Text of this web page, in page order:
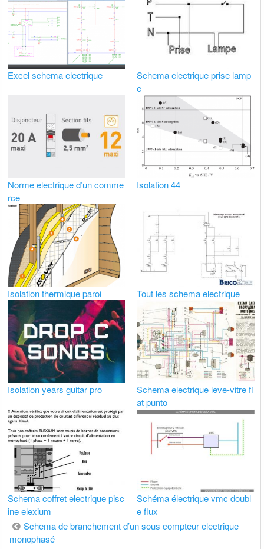
Excel schema electrique
Schema electrique prise lamp
e
Norme electrique d’un comme
rce
Isolation 44
Isolation thermique paroi Tout les schema electrique
Isolation years guitar pro
Schema electrique leve-vitre fi
at punto
Schema coffret electrique pisc
ine elexium
Schéma électrique vmc doubl
e flux
Navigation
de
Schema de branchement d’un sous compteur electrique
monophasé